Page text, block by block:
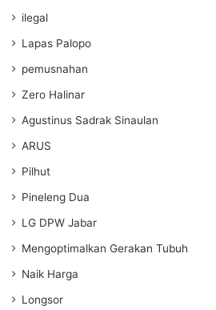
ilegal
Lapas Palopo
pemusnahan
Zero Halinar
Agustinus Sadrak Sinaulan
ARUS
Pilhut
Pineleng Dua
LG DPW Jabar
Mengoptimalkan Gerakan Tubuh
Naik Harga
Longsor